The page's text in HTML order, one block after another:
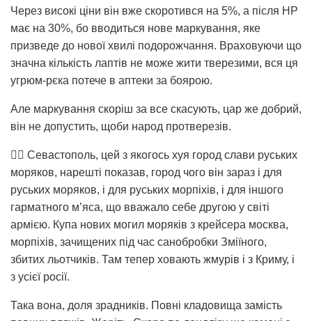
Через високі ціни він вже скоротився на 5%, а після НР
має на 30%, бо вводиться нове маркування, яке
призведе до нової хвилі подорожчання. Враховуючи що
значна кількість лаптів не може жити тверезими, вся ця
угрюм-рєка потече в аптеки за боярою.
Але маркування скоріш за все скасують, цар же добрий,
він не допустить, щоби народ протверезів.
👉🏻 Севастополь, цей з якогось хуя город слави руських
моряков, нарешті показав, город чого він зараз і для
руських моряков, і для руських морпіхів, і для іншого
гарматного м’яса, що вважало себе другою у світі
армією. Купа нових могил моряків з крейсера москва,
морпіхів, зачищених під час санобробки Зміїного,
збитих льотчиків. Там тепер ховають жмурів і з Криму, і
з усієї росії.
Така вона, доля зрадників. Повні кладовища замість